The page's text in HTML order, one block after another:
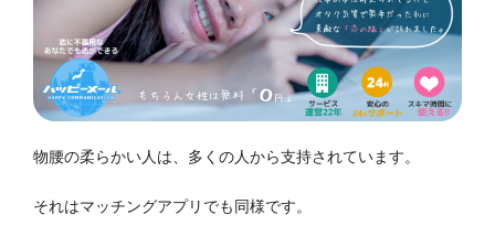
物腰の柔らかい人は、多くの人から支持されています。
それはマッチングアプリでも同様です。